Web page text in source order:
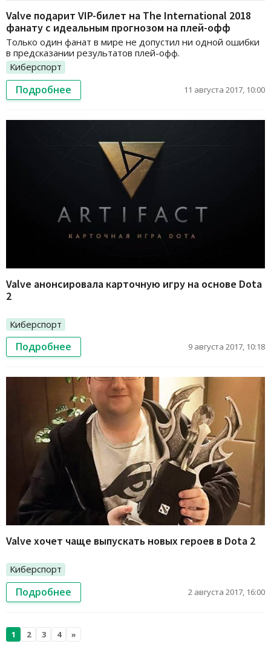
Valve подарит VIP-билет на The International 2018
фанату с идеальным прогнозом на плей-офф
Только один фанат в мире не допустил ни одной ошибки
в предсказании результатов плей-офф.
Киберспорт
Подробнее 11 августа 2017, 10:00
Valve анонсировала карточную игру на основе Dota
2
Киберспорт
Подробнее 9 августа 2017, 10:18
Valve хочет чаще выпускать новых героев в Dota 2
Киберспорт
Подробнее 2 августа 2017, 16:00
1 2 3 4 »